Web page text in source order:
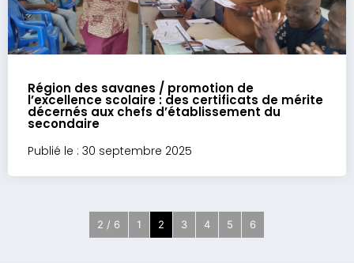
Région des savanes / promotion de
l’excellence scolaire : des certificats de mérite
décernés aux chefs d’établissement du
secondaire
Publié le : 30 septembre 2025
2 / 6 1 2 3 4 5 6